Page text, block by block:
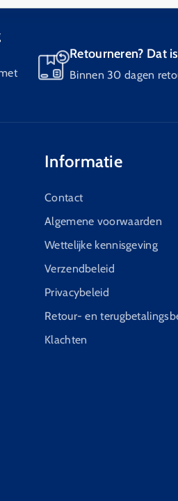
Retourneren? Dat
Binnen 30 dagen
Informatie
Contact
Algemene voorwaarden
Wettelijke kennisgeving
Verzendbeleid
Privacybeleid
Retour- en
Klachten